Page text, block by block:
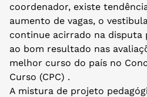
coordenador, existe
aumento de vagas, o
continue acirrado na disputa
ao bom resultado nas
melhor curso do país no
Curso (CPC) .
A mistura de projeto